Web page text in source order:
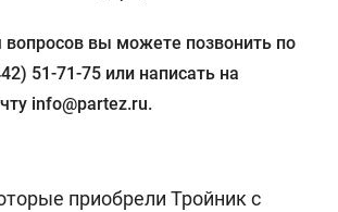
вопросов вы можете позвонить по
51-71-75 или написать на
info@partez.ru.
приобрели Тройник с